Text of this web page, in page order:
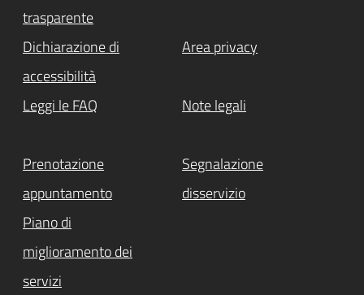
trasparente
Dichiarazione di
accessibilità
Area privacy
Leggi le FAQ Note legali
Prenotazione
appuntamento
Segnalazione
disservizio
Piano di
miglioramento dei
servizi